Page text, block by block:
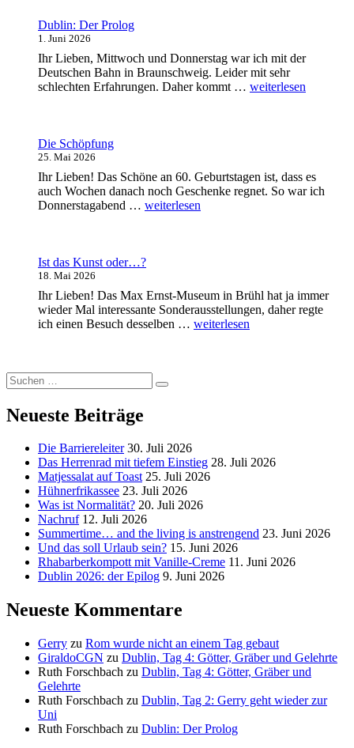
Kirchen
Tempeln“
Dublin: Der Prolog
1. Juni 2026
Ihr Lieben, Mittwoch und Donnerstag war ich mit der
Deutschen Bahn in Braunschweig. Leider mit sehr
schlechten Erfahrungen. Daher kommt … „Dublin:
weiterlesen
Die Schöpfung
25. Mai 2026
Ihr Lieben! Das Schöne an 60. Geburtstagen ist, dass es
auch Wochen danach noch Geschenke regnet. So war ich
Donnerstagabend … „Die
weiterlesen
Ist das Kunst oder…?
18. Mai 2026
Ihr Lieben! Das Max Ernst-Museum in Brühl hat ja immer
wieder Mal interessante Sonderausstellungen, daher regte
ich einen Besuch desselben … „Ist
weiterlesen
Suchen
nach:
Suchen
Neueste Beiträge
Die Barriereleiter 30. Juli 2026
Das Herrenrad mit tiefem Einstieg 28. Juli 2026
Matjessalat auf Toast 25. Juli 2026
Hühnerfrikassee 23. Juli 2026
Was ist Normalität? 20. Juli 2026
Nachruf 12. Juli 2026
Summertime… and the living is anstrengend 23. Juni 2026
Und das soll Urlaub sein? 15. Juni 2026
Rhabarberkompott mit Vanille-Creme 11. Juni 2026
Dublin 2026: der Epilog 9. Juni 2026
Neueste Kommentare
Gerry zu Rom wurde nicht an einem Tag gebaut
GiraldoCGN zu Dublin, Tag 4: Götter, Gräber und Gelehrte
Ruth Forschbach zu Dublin, Tag 4: Götter, Gräber und
Gelehrte
Ruth Forschbach zu Dublin, Tag 2: Gerry geht wieder zur
Uni
Ruth Forschbach zu Dublin: Der Prolog